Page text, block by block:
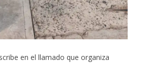
en el llamado que organiza